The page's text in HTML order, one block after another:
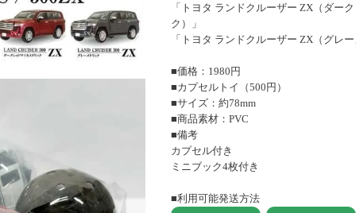
「トヨタ ランドクルーザー ZX（ダー
ク）」
「トヨタ ランドクルーザー ZX（グレ
■価格：1980円
■カプセルトイ（500円）
■サイズ：約78mm
■商品素材：PVC
■備考
カプセル付き
ミニブック4枚付き
■利用可能発送方法